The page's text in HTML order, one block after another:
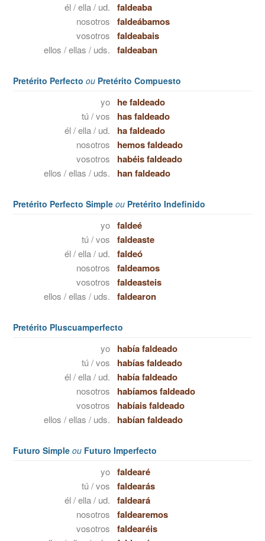
él / ella / ud. faldeaba
nosotros faldeábamos
vosotros faldeabais
ellos / ellas / uds. faldeaban
Pretérito Perfecto ou Pretérito Compuesto
yo he faldeado
tú / vos has faldeado
él / ella / ud. ha faldeado
nosotros hemos faldeado
vosotros habéis faldeado
ellos / ellas / uds. han faldeado
Pretérito Perfecto Simple ou Pretérito Indefinido
yo faldeé
tú / vos faldeaste
él / ella / ud. faldeó
nosotros faldeamos
vosotros faldeasteis
ellos / ellas / uds. faldearon
Pretérito Pluscuamperfecto
yo había faldeado
tú / vos habías faldeado
él / ella / ud. había faldeado
nosotros habíamos faldeado
vosotros habíais faldeado
ellos / ellas / uds. habían faldeado
Futuro Simple ou Futuro Imperfecto
yo faldearé
tú / vos faldearás
él / ella / ud. faldeará
nosotros faldearemos
vosotros faldearéis